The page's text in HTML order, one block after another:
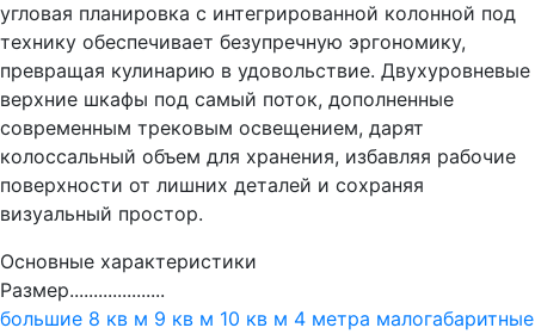
угловая планировка с интегрированной колонной под
технику обеспечивает безупречную эргономику,
превращая кулинарию в удовольствие. Двухуровневые
верхние шкафы под самый поток, дополненные
современным трековым освещением, дарят
колоссальный объем для хранения, избавляя рабочие
поверхности от лишних деталей и сохраняя
визуальный простор.
Основные характеристики
Размер....................
большие 8 кв м 9 кв м 10 кв м 4 метра малогабаритные